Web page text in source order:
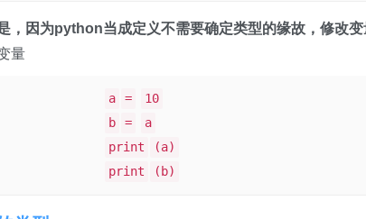
，因为python当成定义不需要确定类型的缘故，修改
量
a =
10
b
=
a
print
(a)
print
(b)